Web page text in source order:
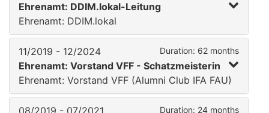
Ehrenamt: DDIM.lokal-Leitung
Ehrenamt: DDIM.lokal
11/2019 - 12/2024 Duration: 62 months
Ehrenamt: Vorstand VFF - Schatzmeisterin
Ehrenamt: Vorstand VFF (Alumni Club IFA FAU)
08/2019 - 07/2021 Duration: 24 months